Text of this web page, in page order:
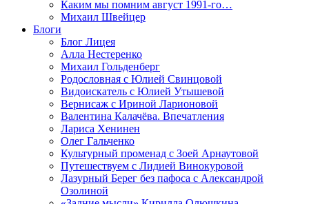
Каким мы помним август 1991-го…
Михаил Швейцер
Блоги
Блог Лицея
Алла Нестеренко
Михаил Гольденберг
Родословная с Юлией Свинцовой
Видоискатель с Юлией Утышевой
Вернисаж с Ириной Ларионовой
Валентина Калачёва. Впечатления
Лариса Хенинен
Олег Гальченко
Культурный променад с Зоей Арнаутовой
Путешествуем с Лидией Винокуровой
Лазурный Берег без пафоса с Александрой
Озолиной